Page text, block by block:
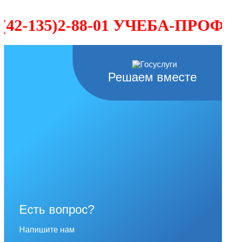
88-01 УЧЕБА-ПРОФЕССИЯ-
Решаем вместе
Есть вопрос?
Напишите нам